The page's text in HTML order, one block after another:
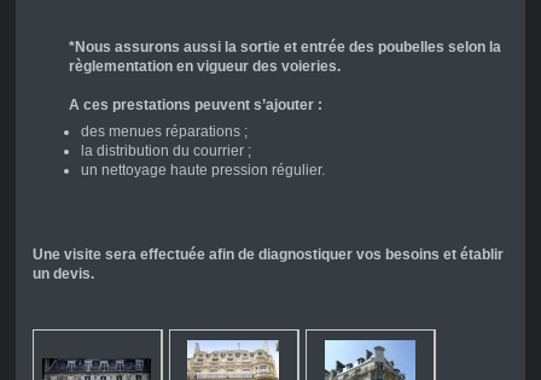
*Nous assurons aussi la sortie et entrée des poubelles selon la
règlementation en vigueur des voieries.
A ces prestations peuvent s’ajouter :
des menues réparations ;
la distribution du courrier ;
un nettoyage haute pression régulier.
Une visite sera effectuée afin de diagnostiquer vos besoins et établir
un devis.